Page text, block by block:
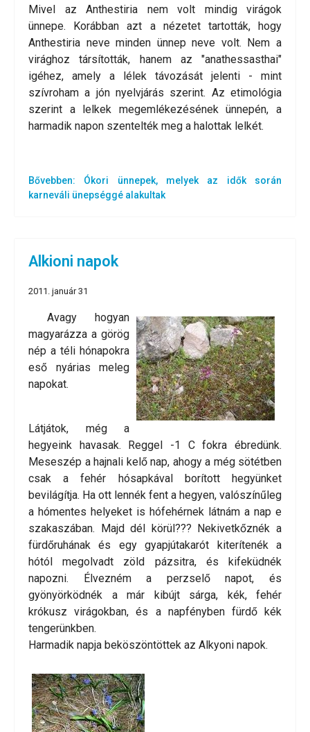
Mivel az Anthestiria nem volt mindig virágok
ünnepe. Korábban azt a nézetet tartották, hogy
Anthestiria neve minden ünnep neve volt. Nem a
virághoz társították, hanem az "anathessasthai"
igéhez, amely a lélek távozását jelenti - mint
szívroham a jón nyelvjárás szerint. Az etimológia
szerint a lelkek megemlékezésének ünnepén, a
harmadik napon szentelték meg a halottak lelkét.
Bővebben: Ókori ünnepek, melyek az idők során
karneváli ünepséggé alakultak
Alkioni napok
2011. január 31
Avagy hogyan
magyarázza a görög
nép a téli hónapokra
eső nyárias meleg
napokat.
Látjátok, még a
hegyeink havasak. Reggel -1 C fokra ébredünk.
Meseszép a hajnali kelő nap, ahogy a még sötétben
csak a fehér hósapkával borított hegyünket
bevilágítja. Ha ott lennék fent a hegyen, valószínűleg
a hómentes helyeket is hófehérnek látnám a nap e
szakaszában. Majd dél körül??? Nekivetkőznék a
fürdőruhának és egy gyapjútakarót kiterítenék a
hótól megolvadt zöld pázsitra, és kifeküdnék
napozni. Élvezném a perzselő napot, és
gyönyörködnék a már kibújt sárga, kék, fehér
krókusz virágokban, és a napfényben fürdő kék
tengerünkben.
Harmadik napja beköszöntöttek az Alkyoni napok.